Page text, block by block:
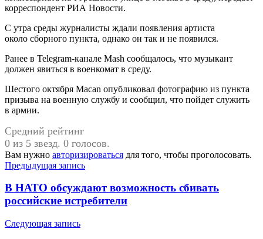
корреспондент РИА Новости.
С утра среды журналисты ждали появления артиста
около сборного пункта, однако он так и не появился.
Ранее в Telegram-канале Mash сообщалось, что музыкант
должен явиться в военкомат в среду.
Шестого октября Macan опубликовал фотографию из пункта
призыва на военную службу и сообщил, что пойдет служить
в армии.
Средний рейтинг
0 из 5 звезд. 0 голосов.
Вам нужно авторизироваться для того, чтобы проголосовать.
Навигация
по
записям
Предыдущая запись
В НАТО обсуждают возможность сбивать
российские истребители
Следующая запись